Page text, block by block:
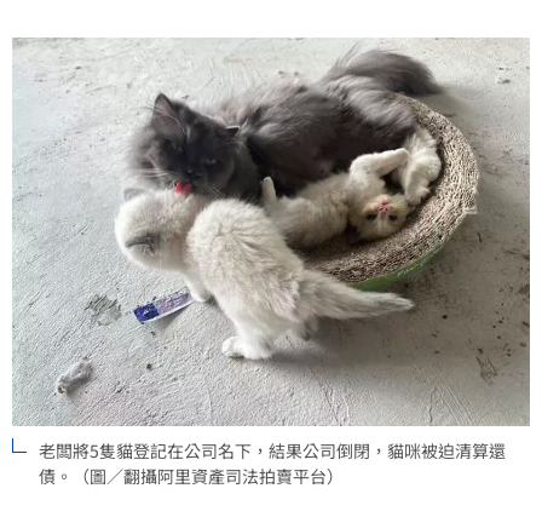
老闆將5隻貓登記在公司名下，結果公司倒閉，貓咪被迫清算還
債。（圖／翻攝阿里資產司法拍賣平台）